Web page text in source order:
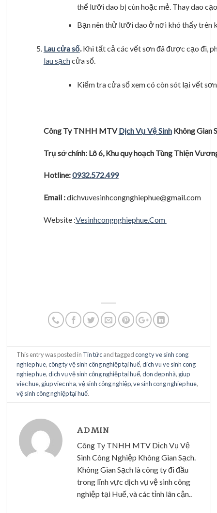
thể lưỡi dao bị cùn hoặc mẻ. Thay dao
Bạn nên thử lưỡi dao ở nơi khó thấy trên
Lau cửa sổ.Khi tất cả các vết sơn đã được cạo đi,
lau sạchcửa sổ.
Kiểm tra cửa sổ xem có còn sót lại vết
Công Ty TNHH MTVDịch Vụ Vệ SinhKhông Gian
Trụ sởchính: Lô 6, Khu quy hoạch Tùng Thiện Vươ
Hotline:0932.572.499
Email :dichvuvesinhcongnghiephue@gmail.com
Website :Vesinhcongnghiephue.Com
This entry was posted in Tin tứcand taggedcong ty ve sinh cong
nghiep hue,công ty vệ sinh công nghiệp tại huế,dich vu ve sinh cong
nghiep hue,dịch vụ vệ sinh công nghiệp tại huế,dọn dẹp nhà, giup
viec hue, giup viec nha,vệ sinh công nghiệp,ve sinh cong nghiep hue,
vệ sinh công nghiệp tại huế.
ADMIN
Công Ty TNHH MTV Dịch Vụ Vệ
Sinh Công Nghiệp Không Gian Sạch.
Không Gian Sạch là công ty đi đầu
trong lĩnh vực dịch vụ vệ sinh công
nghiệp tại Huế, và các tỉnh lân cận..